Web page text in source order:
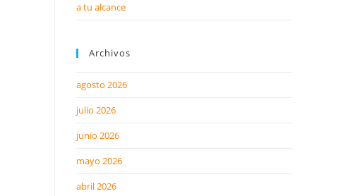
a tu alcance
Archivos
agosto 2026
julio 2026
junio 2026
mayo 2026
abril 2026